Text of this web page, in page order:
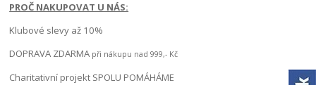
PROČ NAKUPOVAT U NÁS:
Klubové slevy až 10%
DOPRAVA ZDARMA při nákupu nad 999,- Kč
Charitativní projekt SPOLU POMÁHÁME